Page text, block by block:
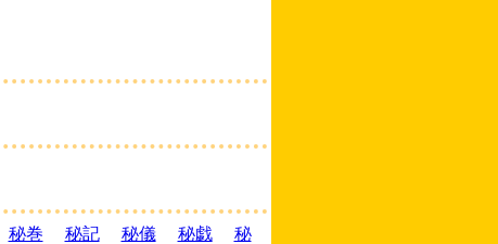
秘巻 秘記 秘儀 秘戯
秘